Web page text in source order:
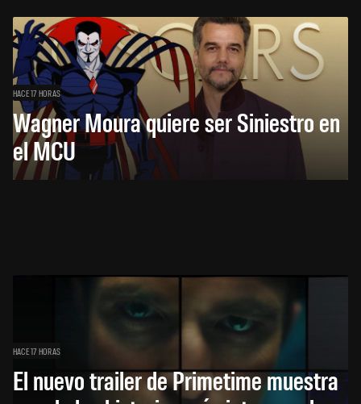
HACE 17 HORAS
Wagner Moura quiere ser Siniestro en
el MCU
HACE 17 HORAS
El nuevo trailer de Primetime muestra